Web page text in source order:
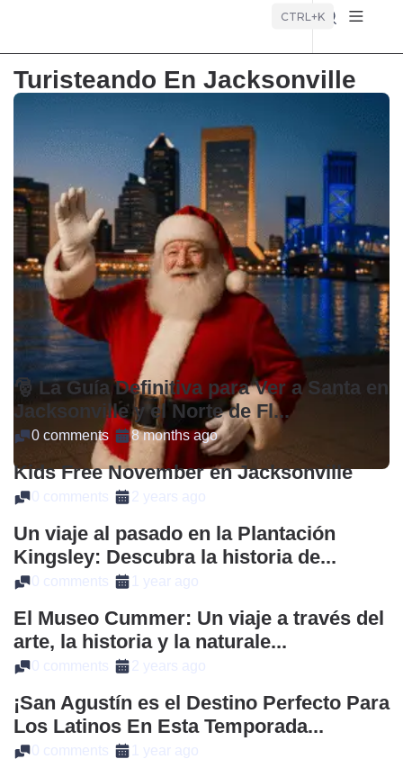
CTRL+K
Turisteando En Jacksonville
🎅 La Guía Definitiva para Ver a Santa en
Jacksonville y el Norte de Fl...
0 comments 8 months ago
Kids Free November en Jacksonville
0 comments 2 years ago
Un viaje al pasado en la Plantación
Kingsley: Descubra la historia de...
0 comments 1 year ago
El Museo Cummer: Un viaje a través del
arte, la historia y la naturale...
0 comments 2 years ago
¡San Agustín es el Destino Perfecto Para
Los Latinos En Esta Temporada...
0 comments 1 year ago